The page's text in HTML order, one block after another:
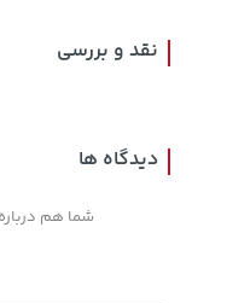
نقد و بررسی
دیدگاه ها
شما هم